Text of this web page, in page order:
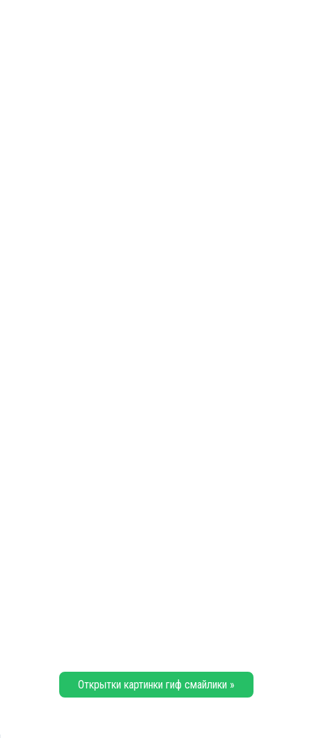
Открытки картинки гиф смайлики »